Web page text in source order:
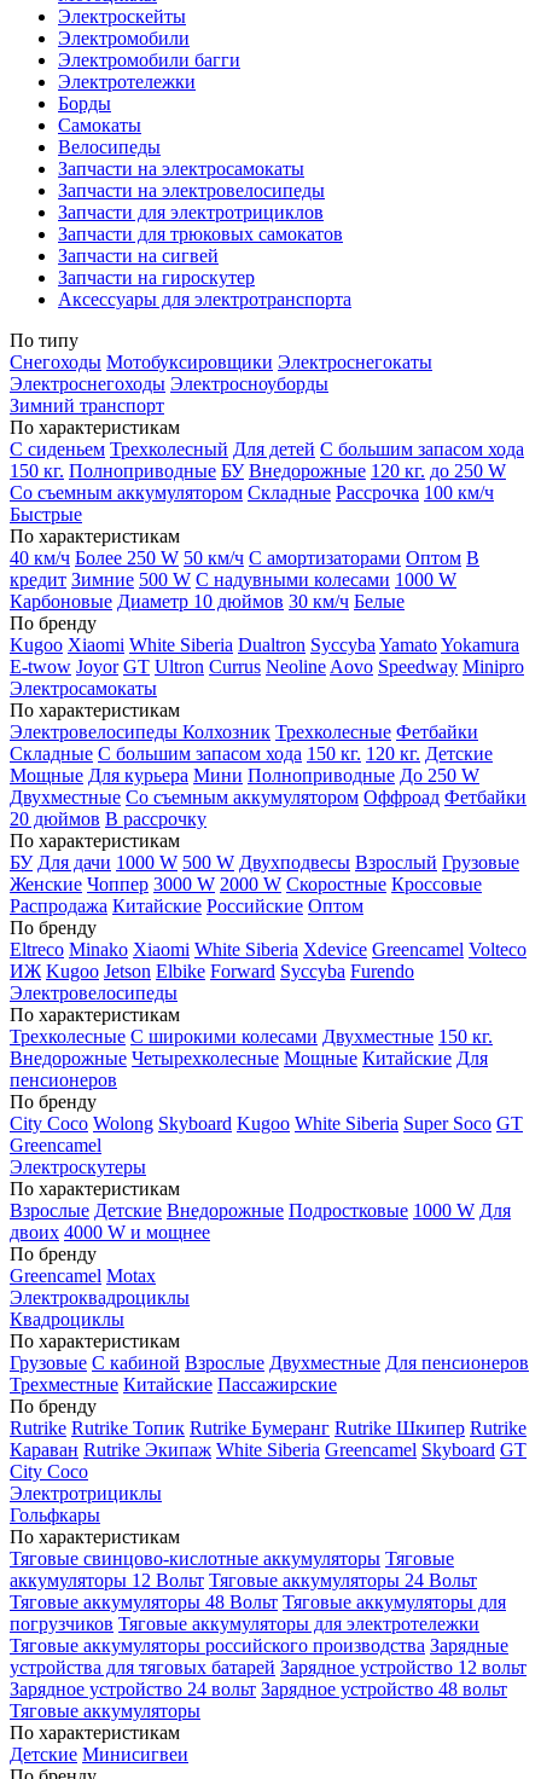
Электроскейты
Электромобили
Электромобили багги
Электротележки
Борды
Самокаты
Велосипеды
Запчасти на электросамокаты
Запчасти на электровелосипеды
Запчасти для электротрициклов
Запчасти для трюковых самокатов
Запчасти на сигвей
Запчасти на гироскутер
Аксессуары для электротранспорта
По типу
Снегоходы Мотобуксировщики Электроснегокаты
Электроснегоходы Электросноуборды
Зимний транспорт
По характеристикам
С сиденьем Трехколесный Для детей С большим запасом хода
150 кг. Полноприводные БУ Внедорожные 120 кг. до 250 W
Со съемным аккумулятором Складные Рассрочка 100 км/ч
Быстрые
По характеристикам
40 км/ч Более 250 W 50 км/ч С амортизаторами Оптом В
кредит Зимние 500 W С надувными колесами 1000 W
Карбоновые Диаметр 10 дюймов 30 км/ч Белые
По бренду
Kugoo Xiaomi White Siberia Dualtron Syccyba YamatoYokamura
E-twow Joyor GT Ultron Currus Neoline Aovo Speedway Minipro
Электросамокаты
По характеристикам
Электровелосипеды Колхозник Трехколесные Фетбайки
Складные С большим запасом хода 150 кг. 120 кг. Детские
Мощные Для курьера Мини Полноприводные До 250 W
Двухместные Со съемным аккумулятором Оффроад Фетбайки
20 дюймов В рассрочку
По характеристикам
БУ Для дачи 1000 W 500 W Двухподвесы Взрослый Грузовые
Женские Чоппер 3000 W 2000 W Скоростные Кроссовые
Распродажа Китайские Российские Оптом
По бренду
Eltreco Minako Xiaomi White Siberia Xdevice Greencamel Volteco
ИЖ Kugoo Jetson Elbike Forward Syccyba Furendo
Электровелосипеды
По характеристикам
Трехколесные С широкими колесами Двухместные 150 кг.
Внедорожные Четырехколесные Мощные Китайские Для
пенсионеров
По бренду
City Coco Wolong Skyboard Kugoo White Siberia Super Soco GT
Greencamel
Электроскутеры
По характеристикам
Взрослые Детские Внедорожные Подростковые 1000 W Для
двоих 4000 W и мощнее
По бренду
Greencamel Motax
Электроквадроциклы
Квадроциклы
По характеристикам
Грузовые С кабиной Взрослые Двухместные Для пенсионеров
Трехместные Китайские Пассажирские
По бренду
Rutrike Rutrike Топик Rutrike Бумеранг Rutrike Шкипер Rutrike
Караван Rutrike Экипаж White Siberia Greencamel Skyboard GT
City Coco
Электротрициклы
Гольфкары
По характеристикам
Тяговые свинцово-кислотные аккумуляторы Тяговые
аккумуляторы 12 Вольт Тяговые аккумуляторы 24 Вольт
Тяговые аккумуляторы 48 Вольт Тяговые аккумуляторы для
погрузчиков Тяговые аккумуляторы для электротележки
Тяговые аккумуляторы российского производства Зарядные
устройства для тяговых батарей Зарядное устройство 12 вольт
Зарядное устройство 24 вольт Зарядное устройство 48 вольт
Тяговые аккумуляторы
По характеристикам
Детские Минисигвеи